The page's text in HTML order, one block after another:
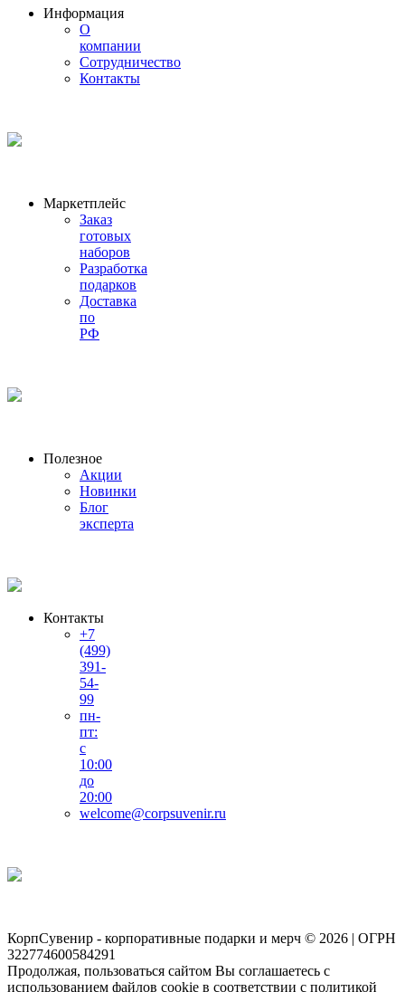
Информация
О
компании
Сотрудничество
Контакты
Маркетплейс
Заказ
готовых
наборов
Разработка
подарков
Доставка
по
РФ
Полезное
Акции
Новинки
Блог
эксперта
Контакты
+7
(499)
391-
54-
99
пн-
пт:
с
10:00
до
20:00
welcome@corpsuvenir.ru
КорпСувенир - корпоративные подарки и мерч © 2026 | ОГРН
322774600584291
Продолжая, пользоваться сайтом Вы соглашаетесь с
использованием файлов cookie в соответствии с политикой